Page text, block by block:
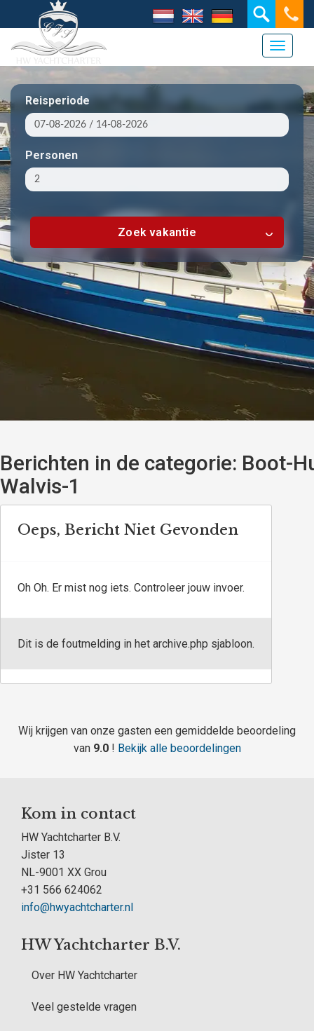
Reisperiode
Personen
Zoek vakantie
Toggle
Berichten in de categorie: Boot-
Walvis-1
Oeps, Bericht Niet Gevonden
Oh Oh. Er mist nog iets. Controleer jouw invoer.
Dit is de foutmelding in het archive.php sjabloon.
Wij krijgen van onze gasten een gemiddelde beoordeling
van 9.0 ! Bekijk alle beoordelingen
Kom in contact
HW Yachtcharter B.V.
Jister 13
NL-9001 XX Grou
+31 566 624062
info@hwyachtcharter.nl
HW Yachtcharter B.V.
Over HW Yachtcharter
Veel gestelde vragen